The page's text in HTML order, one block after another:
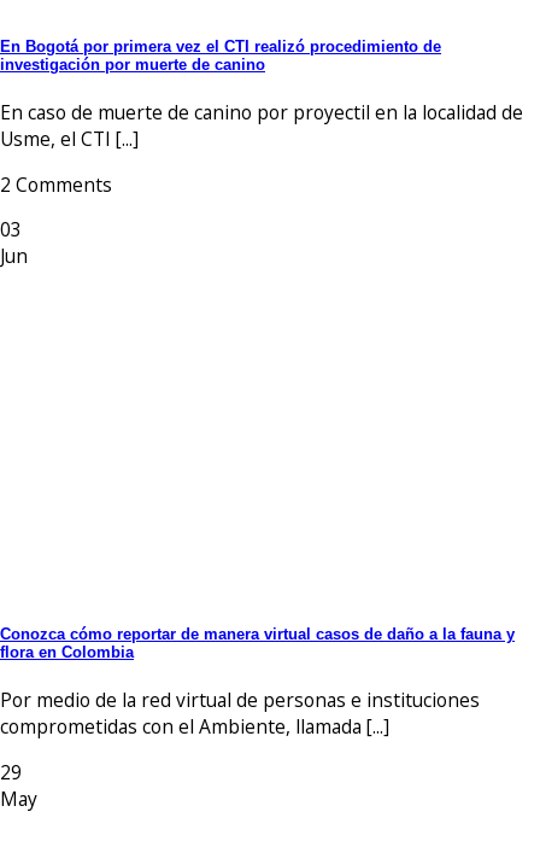
En Bogotá por primera vez el CTI realizó procedimiento de
investigación por muerte de canino
En caso de muerte de canino por proyectil en la localidad de
Usme, el CTI [...]
2 Comments
03
Jun
Conozca cómo reportar de manera virtual casos de daño a la fauna y
flora en Colombia
Por medio de la red virtual de personas e instituciones
comprometidas con el Ambiente, llamada [...]
29
May